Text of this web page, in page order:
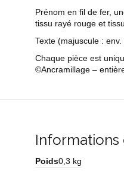
Prénom en fil de fer,
tissu rayé rouge et
Texte (majuscule :
Chaque pièce est
©Ancramillage –
Poids0,3 kg